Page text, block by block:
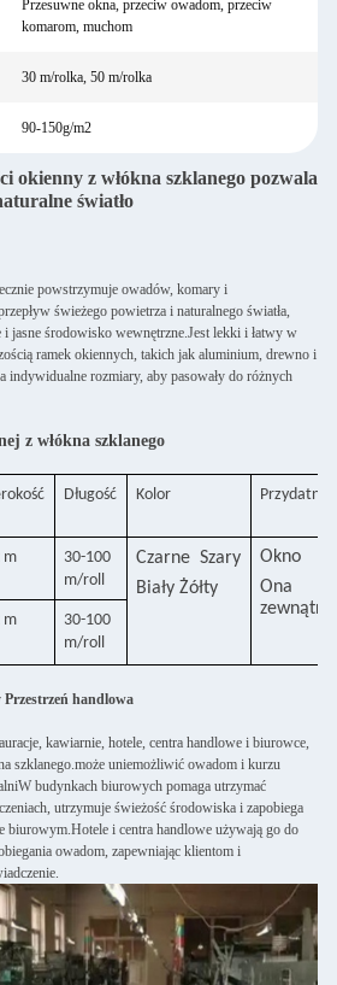
Przesuwne okna, przeciw owadom, przeciw
komarom, muchom
30 m/rolka, 50 m/rolka
90-150g/m2
okienny z włókna szklanego pozwala
światło
powstrzymuje owadów, komary i
świeżego powietrza i naturalnego światła,
jasne środowisko wewnętrzne.Jest lekki i łatwy w
ramek okiennych, takich jak aluminium, drewno i
indywidualne rozmiary, aby pasowały do różnych
z włókna szklanego
Długość Kolor Przydatne
m
30-100
m/roll
Czarne Szary
Biały Żółty
Okno
Ona
zewnątrz
m
30-100
m/roll
handlowa
kawiarnie, hotele, centra handlowe i biurowce,
szklanego.może uniemożliwić owadom i kurzu
budynkach biurowych pomaga utrzymać
utrzymuje świeżość środowiska i zapobiega
biurowym.Hotele i centra handlowe używają go do
owadom, zapewniając klientom i